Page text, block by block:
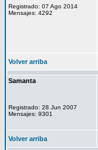
Registrado: 07 Ago 2014
Mensajes: 4292
Volver arriba
Samanta
Registrado: 28 Jun 2007
Mensajes: 9301
Volver arriba